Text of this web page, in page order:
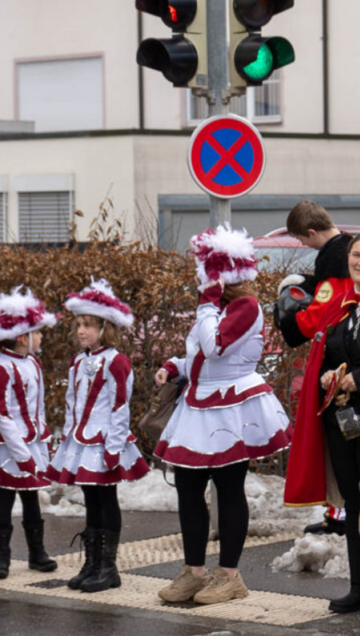
September 2022
März 2022
April 2021
Juli 2020
Juni 2020
November 2019
August 2019
November 2018
Oktober 2018
September 2018
Juli 2018
April 2018
Januar 2018
August 2017
August 2016
Kategorien
Ausflug
Bekanntgabe
Bilder
Brauchtumsabend
Eigenveranstaltung